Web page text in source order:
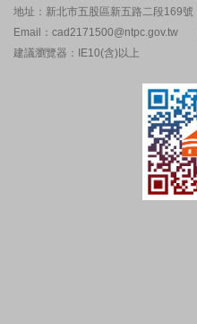
地址：新北市五股區新五路二段169號
Email：cad2171500@ntpc.gov.tw
建議瀏覽器：IE10(含)以上